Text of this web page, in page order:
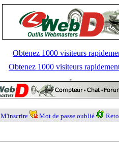
Obtenez 1000 visiteurs
Obtenez 1000 visiteurs
M'inscrire Mot de passe oublié